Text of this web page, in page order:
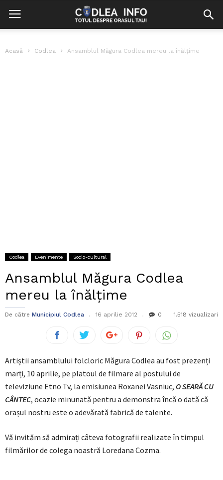
Acasă Codlea Ansamblul Măgura Codlea mereu la înălțime
Codlea Evenimente Socio-cultural
Ansamblul Măgura Codlea
mereu la înălțime
De către Municipiul Codlea 16 aprilie 2012 0 1.518 vizualizari
Artiștii ansamblului folcloric Măgura Codlea au fost prezenți
marți, 10 aprilie, pe platoul de filmare al postului de
televiziune Etno Tv, la emisiunea Roxanei Vasniuc, O SEARĂ CU
CÂNTEC, ocazie minunată pentru a demonstra încă o dată că
orașul nostru este o adevărată fabrică de talente.
Vă invităm să admirați câteva fotografii realizate în timpul
filmărilor de colega noastră Loredana Cozma.